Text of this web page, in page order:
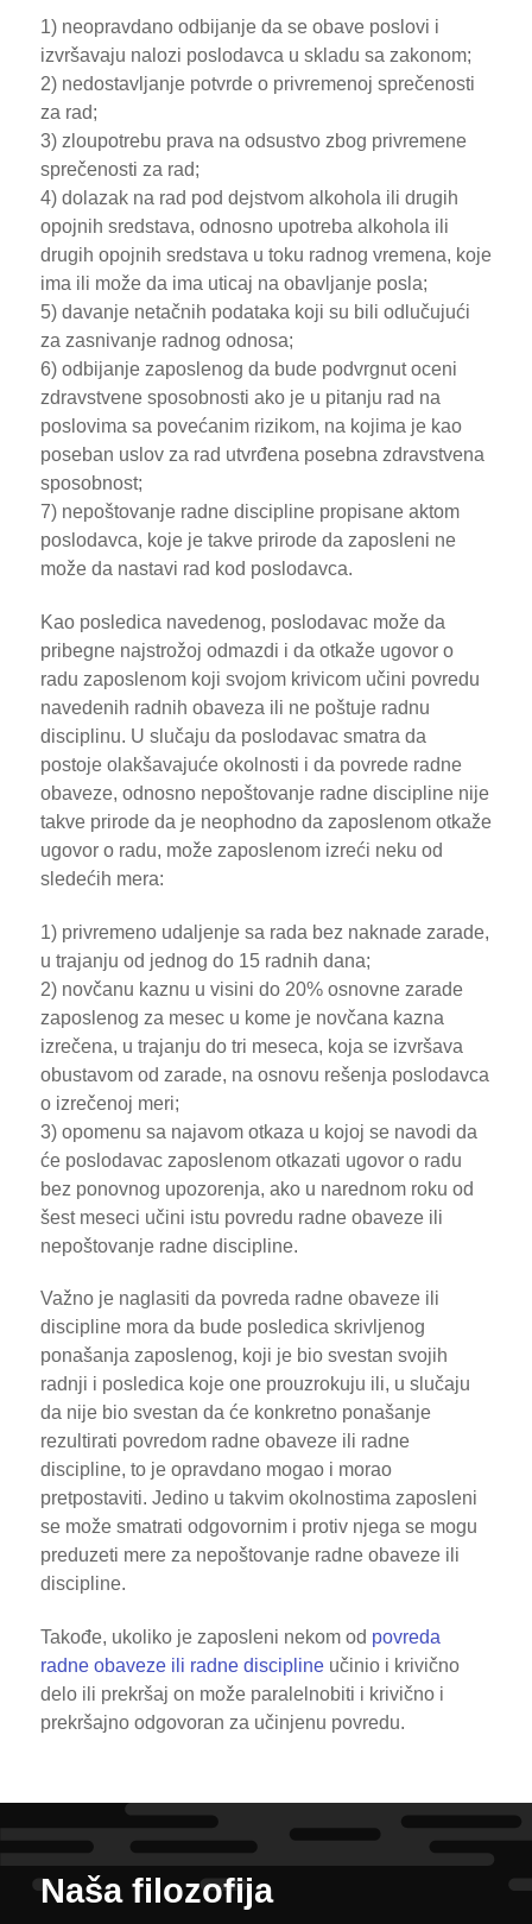
1) neopravdano odbijanje da se obave poslovi i
izvršavaju nalozi poslodavca u skladu sa zakonom;
2) nedostavljanje potvrde o privremenoj sprečenosti
za rad;
3) zloupotrebu prava na odsustvo zbog privremene
sprečenosti za rad;
4) dolazak na rad pod dejstvom alkohola ili drugih
opojnih sredstava, odnosno upotreba alkohola ili
drugih opojnih sredstava u toku radnog vremena, koje
ima ili može da ima uticaj na obavljanje posla;
5) davanje netačnih podataka koji su bili odlučujući
za zasnivanje radnog odnosa;
6) odbijanje zaposlenog da bude podvrgnut oceni
zdravstvene sposobnosti ako je u pitanju rad na
poslovima sa povećanim rizikom, na kojima je kao
poseban uslov za rad utvrđena posebna zdravstvena
sposobnost;
7) nepoštovanje radne discipline propisane aktom
poslodavca, koje je takve prirode da zaposleni ne
može da nastavi rad kod poslodavca.
Kao posledica navedenog, poslodavac može da
pribegne najstrožoj odmazdi i da otkaže ugovor o
radu zaposlenom koji svojom krivicom učini povredu
navedenih radnih obaveza ili ne poštuje radnu
disciplinu. U slučaju da poslodavac smatra da
postoje olakšavajuće okolnosti i da povrede radne
obaveze, odnosno nepoštovanje radne discipline nije
takve prirode da je neophodno da zaposlenom otkaže
ugovor o radu, može zaposlenom izreći neku od
sledećih mera:
1) privremeno udaljenje sa rada bez naknade zarade,
u trajanju od jednog do 15 radnih dana;
2) novčanu kaznu u visini do 20% osnovne zarade
zaposlenog za mesec u kome je novčana kazna
izrečena, u trajanju do tri meseca, koja se izvršava
obustavom od zarade, na osnovu rešenja poslodavca
o izrečenoj meri;
3) opomenu sa najavom otkaza u kojoj se navodi da
će poslodavac zaposlenom otkazati ugovor o radu
bez ponovnog upozorenja, ako u narednom roku od
šest meseci učini istu povredu radne obaveze ili
nepoštovanje radne discipline.
Važno je naglasiti da povreda radne obaveze ili
discipline mora da bude posledica skrivljenog
ponašanja zaposlenog, koji je bio svestan svojih
radnji i posledica koje one prouzrokuju ili, u slučaju
da nije bio svestan da će konkretno ponašanje
rezultirati povredom radne obaveze ili radne
discipline, to je opravdano mogao i morao
pretpostaviti. Jedino u takvim okolnostima zaposleni
se može smatrati odgovornim i protiv njega se mogu
preduzeti mere za nepoštovanje radne obaveze ili
discipline.
Takođe, ukoliko je zaposleni nekom od povreda
radne obaveze ili radne discipline učinio i krivično
delo ili prekršaj on može paralelnobiti i krivično i
prekršajno odgovoran za učinjenu povredu.
Naša filozofija